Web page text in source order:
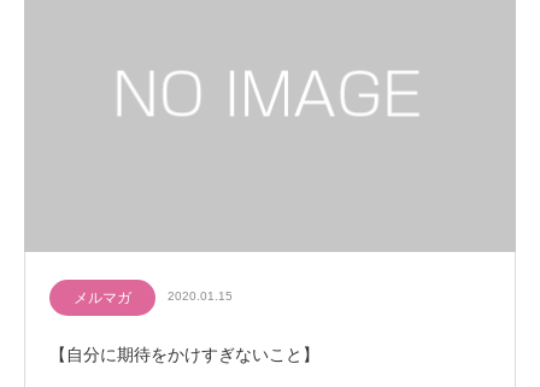
メルマガ 2020.01.15
【自分に期待をかけすぎないこと】